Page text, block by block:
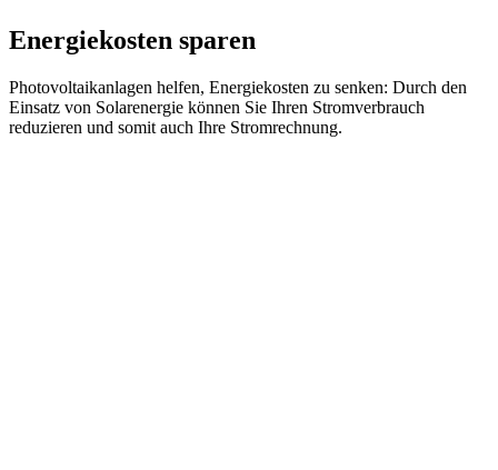
Energiekosten sparen
Photovoltaikanlagen helfen, Energiekosten zu senken: Durch den
Einsatz von Solarenergie können Sie Ihren Stromverbrauch
reduzieren und somit auch Ihre Stromrechnung.